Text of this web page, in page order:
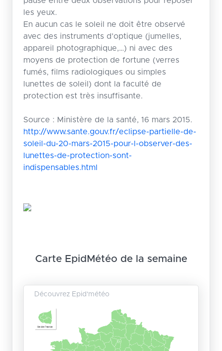
les yeux.
En aucun cas le soleil ne doit être observé
avec des instruments d’optique (jumelles,
appareil photographique,…) ni avec des
moyens de protection de fortune (verres
fumés, films radiologiques ou simples
lunettes de soleil) dont la faculté de
protection est très insuffisante.
Source : Ministère de la santé, 16 mars 2015.
http://www.sante.gouv.fr/eclipse-partielle-de-
soleil-du-20-mars-2015-pour-l-observer-des-
lunettes-de-protection-sont-
indispensables.html
Carte EpidMétéo de la semaine
Découvrez Epid'météo